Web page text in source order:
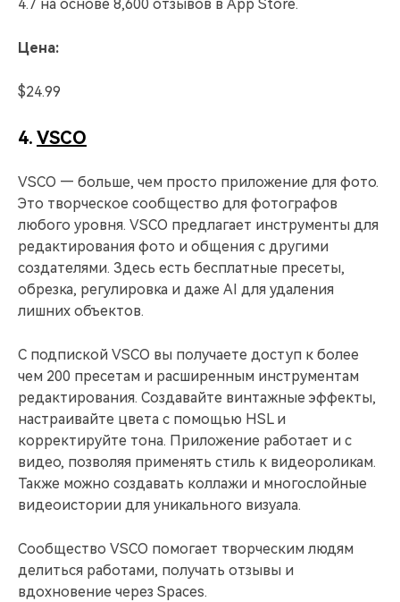
4.7 на основе 8,600 отзывов в App Store.
Цена:
$24.99
4. VSCO
VSCO — больше, чем просто приложение для фото.
Это творческое сообщество для фотографов
любого уровня. VSCO предлагает инструменты для
редактирования фото и общения с другими
создателями. Здесь есть бесплатные пресеты,
обрезка, регулировка и даже AI для удаления
лишних объектов.
С подпиской VSCO вы получаете доступ к более
чем 200 пресетам и расширенным инструментам
редактирования. Создавайте винтажные эффекты,
настраивайте цвета с помощью HSL и
корректируйте тона. Приложение работает и с
видео, позволяя применять стиль к видеороликам.
Также можно создавать коллажи и многослойные
видеоистории для уникального визуала.
Сообщество VSCO помогает творческим людям
делиться работами, получать отзывы и
вдохновение через Spaces.